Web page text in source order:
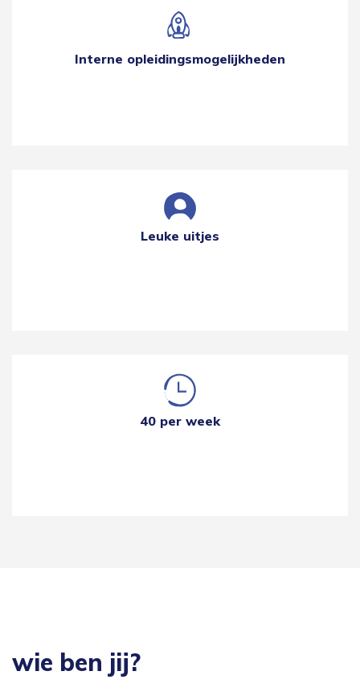
Interne opleidingsmogelijkheden
Leuke uitjes
40 per week
wie ben jij?